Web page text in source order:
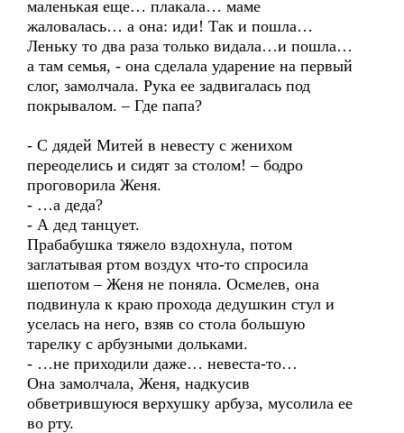
маленькая еще… плакала… маме
жаловалась… а она: иди! Так и пошла…
Леньку то два раза только видала…и пошла…
а там семья, - она сделала ударение на первый
слог, замолчала. Рука ее задвигалась под
покрывалом. – Где папа?
- С дядей Митей в невесту с женихом
переоделись и сидят за столом! – бодро
проговорила Женя.
- …а деда?
- А дед танцует.
Прабабушка тяжело вздохнула, потом
заглатывая ртом воздух что-то спросила
шепотом – Женя не поняла. Осмелев, она
подвинула к краю прохода дедушкин стул и
уселась на него, взяв со стола большую
тарелку с арбузными дольками.
- …не приходили даже… невеста-то…
Она замолчала, Женя, надкусив
обветрившуюся верхушку арбуза, мусолила ее
во рту.